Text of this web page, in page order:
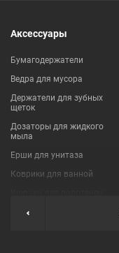
Аксессуары
Бумагодержатели
Ведра для мусора
Держатели для зубных
щеток
Дозаторы для жидкого
мыла
Ерши для унитаза
Коврики для ванной
Мыльницы